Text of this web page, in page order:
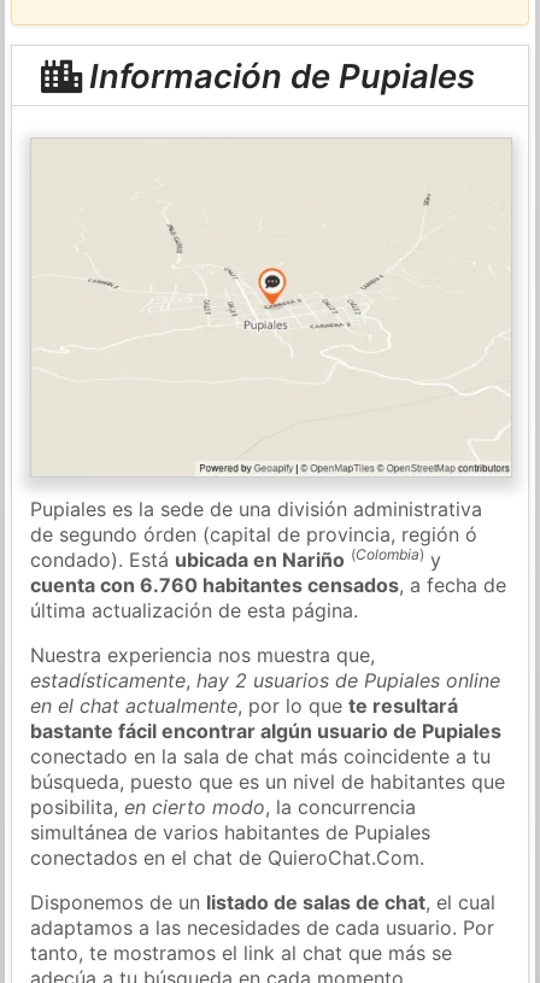
Información de Pupiales
Pupiales es la sede de una división administrativa
de segundo órden (capital de provincia, región ó
condado). Está ubicada en Nariño (Colombia) y
cuenta con 6.760 habitantes censados, a fecha de
última actualización de esta página.
Nuestra experiencia nos muestra que,
estadísticamente,hay 2 usuarios de Pupiales online
en el chat actualmente, por lo quete resultará
bastante fácil encontrar algún usuario de Pupiales
conectado en la sala de chat más coincidente a tu
búsqueda, puesto que es un nivel de habitantes que
posibilita,en cierto modo, la concurrencia
simultánea de varios habitantes de Pupiales
conectados en el chat de QuieroChat.Com.
Disponemos de un listado de salas de chat, el cual
adaptamos a las necesidades de cada usuario. Por
tanto, te mostramos el link al chat que más se
adecúa a tu búsqueda en cada momento.